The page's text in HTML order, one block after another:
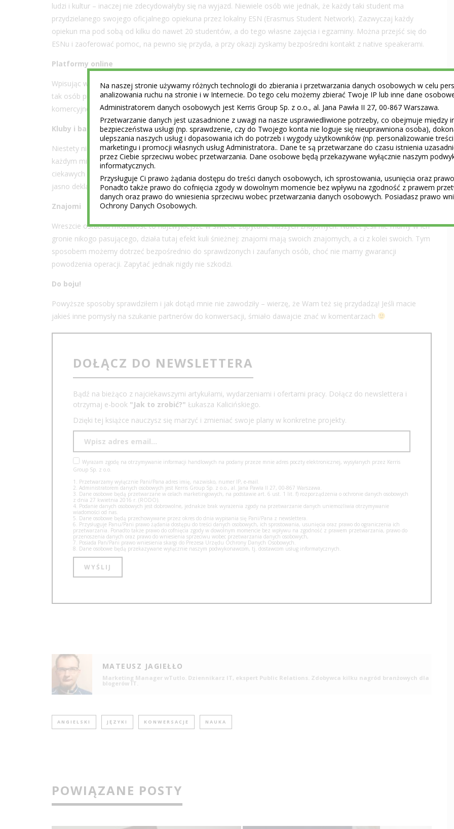
ludzi i kultur – inaczej nie zdecydowałyby się na wyjazd. Niewiele osób wie jednak, że każdy taki student ma
przydzielanego swojego oficjalnego opiekuna przez lokalny ESN (Erasmus Student Network). Zazwyczaj każdy
opiekun ma pod sobą od kilku do nawet 20 studentów, a do tego własne zajęcia i egzaminy. Można przejść się do
ESNu i zaoferować pomoc, na pewno się przyda, a przy okazji zyskamy bezpośredni kontakt z native speakerami.
Platformy online
Wpisując w Google hasła typu „angielski przez skype” czy „angielski z native speakerami” znajdziemy sporo ofert,
tak osób prywatnych jak i firm. Jest nawet kilka aplikacji tego typu na urządzenia mobilne. Zazwyczaj są to usługi
komercyjne, ale w zamian dostajemy native’ów o konkretnym doświadczeniu pedagogicznym.
Kluby i bary
Niestety nie podamy konkretnych lokali, bowiem ich lista dla samej tylko Warszawy zapełniłaby małąksiążkę
W
każdym mieście są lokale, w których przesiaduje dużo zagranicznych gości, często szukających właśnie rozmów i
ciekawych historii (po coś wyszli na miasto). Dobre rejony to okolice starówek i dużych hoteli, a także miejsca
jasno deklarujące przyjmowanie obcych walut.
Znajomi
Wreszcie ostatnia możliwość to najzwyklejsze w świecie zapytanie naszych znajomych. Nawet jeśli nie mamy w ich
gronie nikogo pasującego, działa tutaj efekt kuli śnieżnej: znajomi mają swoich znajomych, a ci z kolei swoich. Tym
sposobem możemy dotrzeć bezpośrednio do sprawdzonych i zaufanych osób, choć nie mamy gwarancji
powodzenia operacji. Zapytać jednak nigdy nie szkodzi.
Do boju!
Powyższe sposoby sprawdziłem i jak dotąd mnie nie zawodziły – wierzę, że Wam też się przydadzą! Jeśli macie
jakieś inne pomysły na szukanie partnerów do konwersacji, śmiało dawajcie znać w komentarzach
DOŁĄCZ DO NEWSLETTERA
Bądź na bieżąco z najciekawszymi artykułami, wydarzeniami i ofertami pracy. Dołącz do newslettera i
otrzymaj e-book "Jak to zrobić?" Łukasza Kalicińskiego.
Dzięki tej książce nauczysz się marzyć i zmieniać swoje plany w konkretne projekty.
Wyrażam zgodę na otrzymywanie informacji handlowych na podany przeze mnie adres poczty elektronicznej, wysyłanych przez Kerris
Group Sp. z o.o.
1. Przetwarzamy wyłącznie Pani/Pana adres imię, nazwisko, numer IP, e-mail.
2. Administratorem danych osobowych jest Kerris Group Sp. z o.o., al. Jana Pawła II 27, 00-867 Warszawa.
3. Dane osobowe będą przetwarzane w celach marketingowych, na podstawie art. 6 ust. 1 lit. f) rozporządzenia o ochronie danych osobowych
z dnia 27 kwietnia 2016 r. (RODO).
4. Podanie danych osobowych jest dobrowolne, jednakże brak wyrażenia zgody na przetwarzanie danych uniemożliwia otrzymywanie
wiadomości od nas.
5. Dane osobowe będą przechowywane przez okres do dnia wypisania się Pani/Pana z newslettera.
6. Przysługuje Panu/Pani prawo żądania dostępu do treści danych osobowych, ich sprostowania, usunięcia oraz prawo do ograniczenia ich
przetwarzania. Ponadto także prawo do cofnięcia zgody w dowolnym momencie bez wpływu na zgodność z prawem przetwarzania, prawo do
przenoszenia danych oraz prawo do wniesienia sprzeciwu wobec przetwarzania danych osobowych,
7. Posiada Pan/Pani prawo wniesienia skargi do Prezesa Urzędu Ochrony Danych Osobowych.
8. Dane osobowe będą przekazywane wyłącznie naszym podwykonawcom, tj. dostawcom usług informatycznych.
MATEUSZ JAGIEŁŁO
Marketing Manager wTutlo. Dziennikarz IT, ekspert Public Relations. Zdobywca kilku nagród branżowych dla
blogerów IT.
ANGIELSKI JĘZYKI KONWERSACJE NAUKA
POWIĄZANE POSTY
Na naszej stronie używamy różnych technologii do zbierania i przetwarzania danych osobowych w celu
analizowania ruchu na stronie i w Internecie. Do tego celu możemy zbierać Twoje IP lub inne dane
Administratorem danych osobowych jest Kerris Group Sp. z o.o., al. Jana Pawła II 27, 00-867 Warszawa.
Przetwarzanie danych jest uzasadnione z uwagi na nasze usprawiedliwione potrzeby, co obejmuje między
bezpieczeństwa usługi (np. sprawdzenie, czy do Twojego konta nie loguje się nieuprawniona osoba),
ulepszania naszych usług i dopasowania ich do potrzeb i wygody użytkowników (np. personalizowanie
marketingu i promocji własnych usług Administratora.. Dane te są przetwarzane do czasu istnienia
przez Ciebie sprzeciwu wobec przetwarzania. Dane osobowe będą przekazywane wyłącznie naszym
informatycznych.
Przysługuje Ci prawo żądania dostępu do treści danych osobowych, ich sprostowania, usunięcia oraz
Ponadto także prawo do cofnięcia zgody w dowolnym momencie bez wpływu na zgodność z prawem
danych oraz prawo do wniesienia sprzeciwu wobec przetwarzania danych osobowych. Posiadasz prawo
Ochrony Danych Osobowych.